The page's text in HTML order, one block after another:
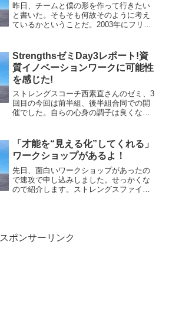
昨日、チームと僕の形を作って行きたい
と書いた。そもそも何故そのように考え
ているかということだ。2003年にフリー
感じたこと…結局、信頼できる仲間(個人)
とのつながりで...
StrengthsゼミDay3レポート!資
質イノベーションワークに可能性
を感じた!
ストレングスコーチ西素直さんのゼミ、3
回目の今回は前半組、後半組合同での開
催でした。自らの心身の調子は良くない
トレングス・ファインダーは34の資質に
別けられています...
「才能を“見える化”してくれる」
ワークショップがあるよ！
先日、面白いワークショップがあったの
で速攻で申し込みしました。せっかくな
ので紹介します。ストレングスファイン
スポンサーリンク